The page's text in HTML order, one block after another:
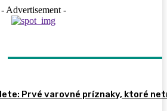
- Advertisement -
Prvé varovné príznaky, ktoré